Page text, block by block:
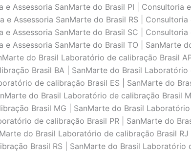
Assessoria SanMarte do Brasil PI | Consultoria
Assessoria SanMarte do Brasil RS | Consultoria
Assessoria SanMarte do Brasil SC | Consultoria
Assessoria SanMarte do Brasil TO | SanMarte
do Brasil Laboratório de calibraçāo Brasil
Brasil BA | SanMarte do Brasil
de calibraçāo Brasil ES | SanMarte do
do Brasil Laboratório de calibraçāo Brasil
Brasil MG | SanMarte do Brasil
de calibraçāo Brasil PR | SanMarte do
do Brasil Laboratório de calibraçāo Brasil
Brasil RS | SanMarte do Brasil Laboratório